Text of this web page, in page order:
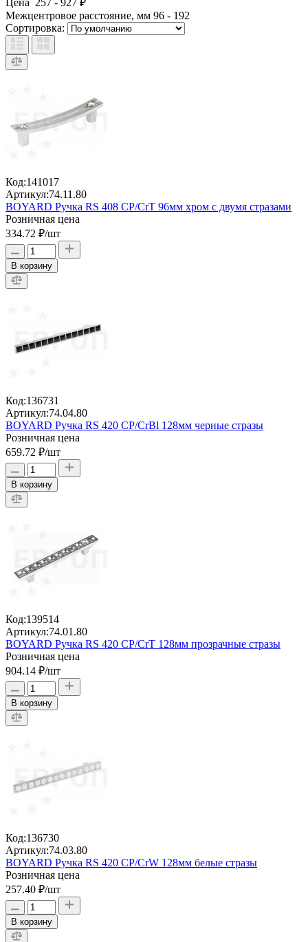
Цена 257 - 927 ₽
Межцентровое расстояние, мм 96 - 192
Сортировка:
Код:141017
Артикул:74.11.80
BOYARD Ручка RS 408 CP/CrT 96мм хром c двумя стразами
Розничная цена
334.72 ₽/шт
В корзину
Код:136731
Артикул:74.04.80
BOYARD Ручка RS 420 CP/CrBl 128мм черные стразы
Розничная цена
659.72 ₽/шт
В корзину
Код:139514
Артикул:74.01.80
BOYARD Ручка RS 420 CP/CrT 128мм прозрачные стразы
Розничная цена
904.14 ₽/шт
В корзину
Код:136730
Артикул:74.03.80
BOYARD Ручка RS 420 CP/CrW 128мм белые стразы
Розничная цена
257.40 ₽/шт
В корзину